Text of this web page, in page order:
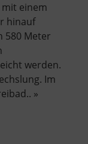
einem
hinauf
580 Meter
werden.
Im
»